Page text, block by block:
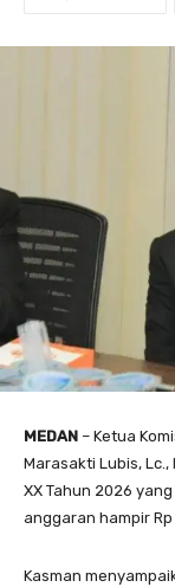
MEDAN – Ketua
Marasakti Lubis,
XX Tahun 2026
anggaran hampir Rp
Kasman